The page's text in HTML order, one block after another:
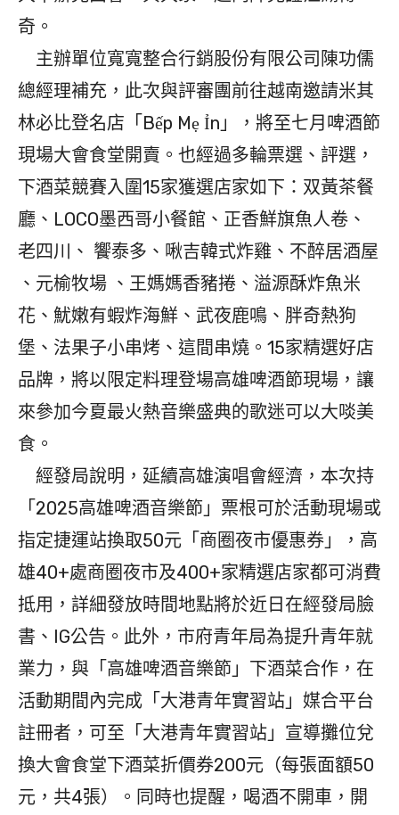
奇。
主辦單位寬寬整合行銷股份有限公司陳功儒
總經理補充，此次與評審團前往越南邀請米其
林必比登名店「Bếp Mẹ Ỉn」，將至七月啤酒節
現場大會食堂開賣。也經過多輪票選、評選，
下酒菜競賽入圍15家獲選店家如下：双黃茶餐
廳、LOCO墨西哥小餐館、正香鮮旗魚人卷、
老四川、 饗泰多、啾吉韓式炸雞、不醉居酒屋
、元榆牧場 、王媽媽香豬捲、溢源酥炸魚米
花、魷嫩有蝦炸海鮮、武夜鹿鳴、胖奇熱狗
堡、法果子小串烤、這間串燒。15家精選好店
品牌，將以限定料理登場高雄啤酒節現場，讓
來參加今夏最火熱音樂盛典的歌迷可以大啖美
食。
經發局說明，延續高雄演唱會經濟，本次持
「2025高雄啤酒音樂節」票根可於活動現場或
指定捷運站換取50元「商圈夜市優惠券」，高
雄40+處商圈夜市及400+家精選店家都可消費
抵用，詳細發放時間地點將於近日在經發局臉
書、IG公告。此外，市府青年局為提升青年就
業力，與「高雄啤酒音樂節」下酒菜合作，在
活動期間內完成「大港青年實習站」媒合平台
註冊者，可至「大港青年實習站」宣導攤位兌
換大會食堂下酒菜折價券200元（每張面額50
元，共4張）。同時也提醒，喝酒不開車，開